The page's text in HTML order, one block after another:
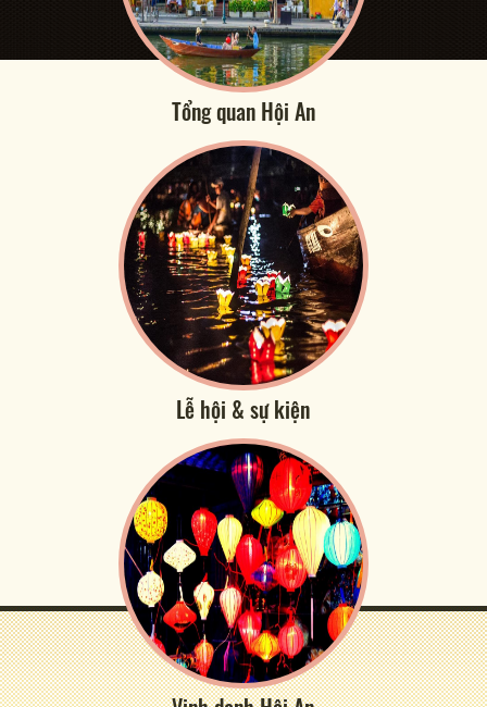
Tổng quan Hội An
Lễ hội & sự kiện